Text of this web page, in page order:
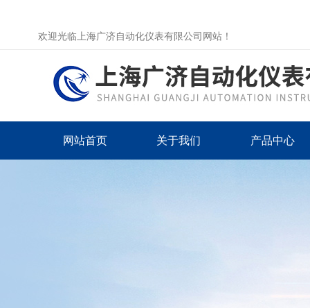
欢迎光临上海广济自动化仪表有限公司网站！
网站首页 关于我们 产品中心